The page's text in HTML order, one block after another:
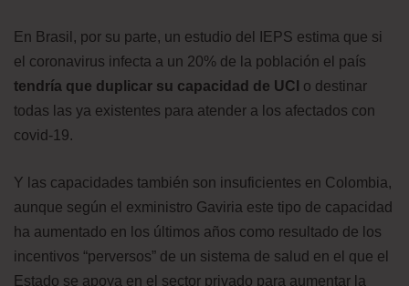
En Brasil, por su parte, un estudio del IEPS estima que si
el coronavirus infecta a un 20% de la población el país
tendría que duplicar su capacidad de UCI o destinar
todas las ya existentes para atender a los afectados con
covid-19.
Y las capacidades también son insuficientes en Colombia,
aunque según el exministro Gaviria este tipo de capacidad
ha aumentado en los últimos años como resultado de los
incentivos “perversos” de un sistema de salud en el que el
Estado se apoya en el sector privado para aumentar la